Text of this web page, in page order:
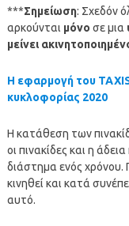
***Σημείωση: Σχεδόν
αρκούνται μόνο σε μια
μείνει
Η εφαρμογή του
κυκλοφορίας 2020
Η κατάθεση των
οι πινακίδες και η
διάστημα ενός χρόνου.
κινηθεί και κατά
αυτό.